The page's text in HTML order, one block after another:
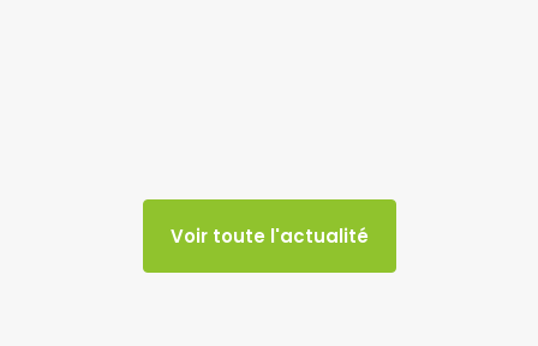
Voir toute l'actualité